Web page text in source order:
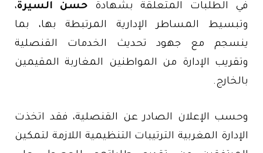
في الطلبات المتعلقة بشهادة حسن السيرة،
وتبسيط المساطر الإدارية المرتبطة بها، بما
ينسجم مع جهود تحديث الخدمات القنصلية
وتقريب الإدارة من المواطنين المغاربة المقيمين
بالخارج.
وحسب الإعلان الصادر عن القنصلية، فقد اتخذت
الإدارة المغربية الترتيبات التنظيمية اللازمة لتمكين